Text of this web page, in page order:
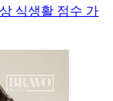
식생활 점수 가